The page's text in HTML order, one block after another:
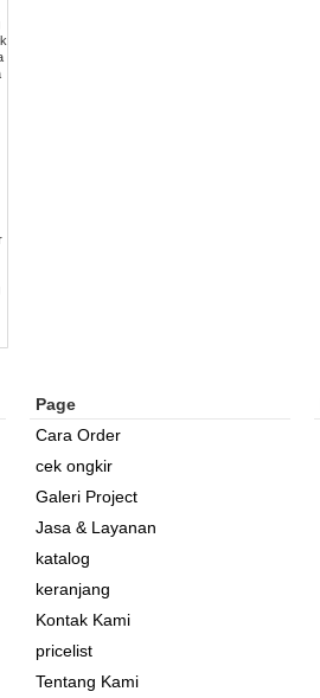
Page
Cara Order
cek ongkir
Galeri Project
Jasa & Layanan
katalog
keranjang
Kontak Kami
pricelist
Tentang Kami